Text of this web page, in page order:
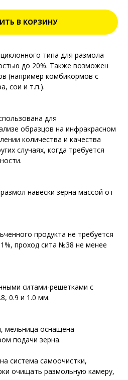
В КОРЗИНУ
типа для размола
до 20%. Также возможен
(например комбикормов с
сои и т.п.).
для
образцов на инфракрасном
количества и качества
случаях, когда требуется
навески зерна массой от
продукта не требуется
проход сита №38 не менее
ситами-решетками с
0.9 и 1.0 мм.
мельница оснащена
подачи зерна.
система самоочистки,
очищать размольную камеру,